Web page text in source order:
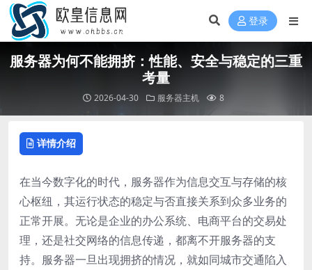
登录
服务器为何不能拥挤：性能、安全与稳定的三重
考量
2026-04-30 服务器主机 8
详情介绍
在当今数字化的时代，服务器作为信息交互与存储的核
心枢纽，其运行状态的稳定与否直接关系到众多业务的
正常开展。无论是企业的办公系统、电商平台的交易处
理，还是社交网络的信息传递，都离不开服务器的支
持。服务器一旦出现拥挤的情况，就如同城市交通陷入